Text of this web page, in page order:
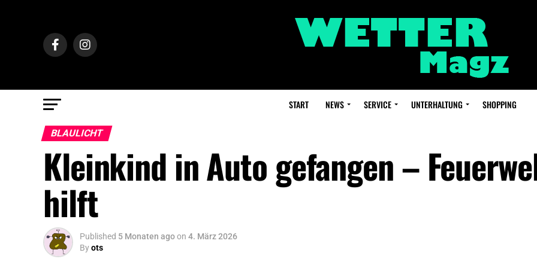
START NEWS SERVICE UNTERHALTUNG SHOPPING
BLAULICHT
Kleinkind in Auto gefangen –
hilft
Published 5 Monaten agoon 4. März 2026
Byots